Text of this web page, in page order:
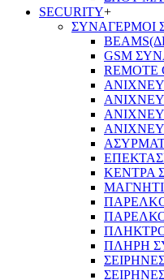
SECURITY+
ΣΥΝΑΓΕΡΜΟΙ
GSM
REMOTE
ΚΕΝΤΡΑ
ΠΛΗΡΗ